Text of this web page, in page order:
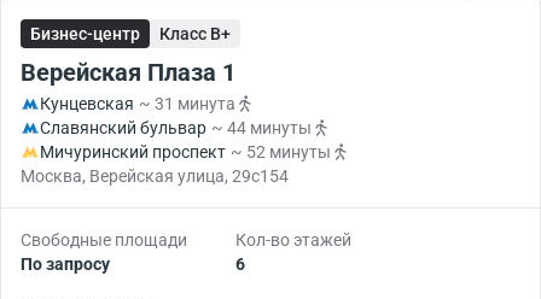
Бизнес-центр Класс B+
Верейская Плаза 1
Кунцевская ~ 31 минута
Славянский бульвар ~ 44 минуты
Мичуринский проспект ~ 52 минуты
Москва, Верейская улица, 29с154
Свободные площади
По запросу
Кол-во этажей
6